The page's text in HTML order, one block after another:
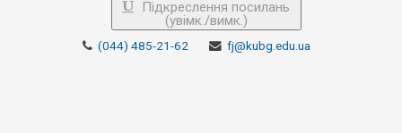
Підкреслення посилань
(увімк./вимк.)
(044) 485-21-62 fj@kubg.edu.ua